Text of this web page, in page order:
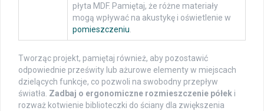
płyta MDF. Pamiętaj, że różne materiały
mogą wpływać na akustykę i oświetlenie w
pomieszczeniu
Tworząc projekt, pamiętaj również, aby pozostawić
odpowiednie prześwity lub ażurowe elementy w miejscach
dzielących funkcje, co pozwoli na swobodny przepływ
światła. Zadbaj o ergonomiczne rozmieszczenie półek i
rozważ kotwienie biblioteczki do ściany dla zwiększenia